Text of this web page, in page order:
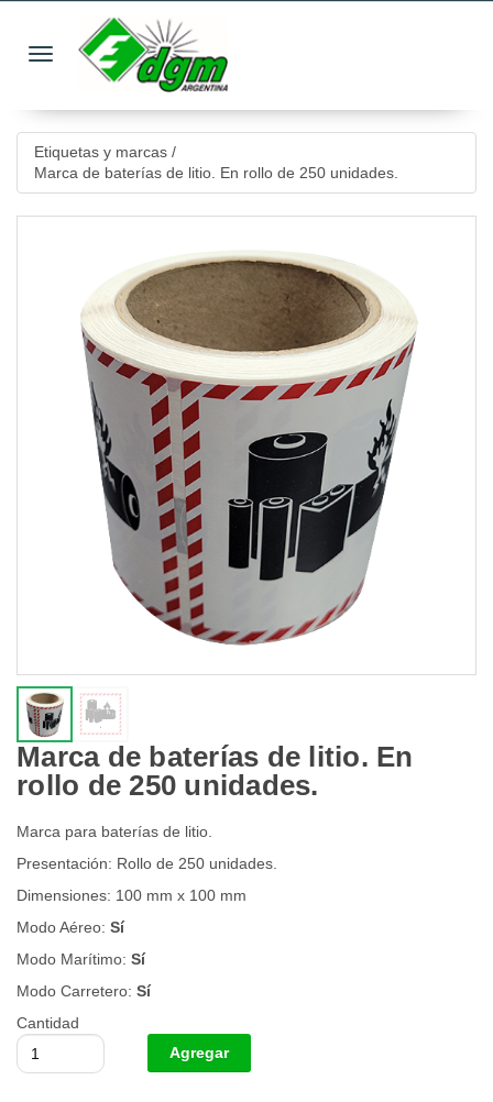
Toggle navigation
Etiquetas y marcas /
Marca de baterías de litio. En rollo de 250 unidades.
Marca de baterías de litio. En
rollo de 250 unidades.
Marca para baterías de litio.
Presentación: Rollo de 250 unidades.
Dimensiones: 100 mm x 100 mm
Modo Aéreo: Sí
Modo Marítimo: Sí
Modo Carretero: Sí
Cantidad